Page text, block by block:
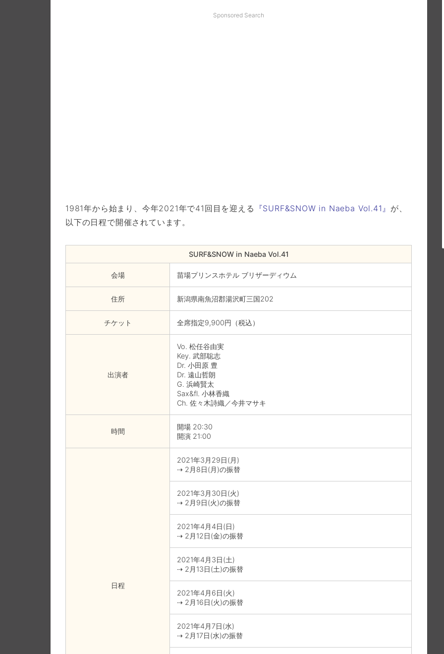
Sponsored Search
1981年から始まり、今年2021年で41回目を迎える 『SURF&SNOW in Naeba Vol.41』 が、
以下の日程で開催されています。
SURF&SNOW in Naeba Vol.41
会場 苗場プリンスホテル ブリザーディウム
住所 新潟県南魚沼郡湯沢町三国202
チケット 全席指定9,900円（税込）
出演者
Vo. 松任谷由実
Key. 武部聡志
Dr. 小田原 豊
Dr. 遠山哲朗
G. 浜崎賢太
Sax&fl. 小林香織
Ch. 佐々木詩織／今井マサキ
時間
開場 20:30
開演 21:00
日程
2021年3月29日(月)
⇢ 2月8日(月)の振替
2021年3月30日(火)
⇢ 2月9日(火)の振替
2021年4月4日(日)
⇢ 2月12日(金)の振替
2021年4月3日(土)
⇢ 2月13日(土)の振替
2021年4月6日(火)
⇢ 2月16日(火)の振替
2021年4月7日(水)
⇢ 2月17日(水)の振替